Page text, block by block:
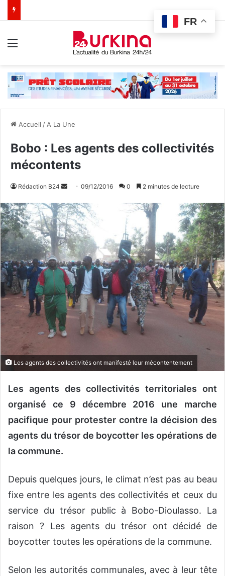
Accueil / A La Une
Bobo : Les agents des collectivités
mécontents
Rédaction B24
v
o
y
e
r
u
n
c
o
u
i
e
09/12/2016 0 2 minutes de lecture
Les agents des collectivités ont manifesté leur mécontentement
Les agents des collectivités territoriales ont
organisé ce 9 décembre 2016 une marche
pacifique pour protester contre la décision des
agents du trésor de boycotter les opérations de
la commune.
Depuis quelques jours, le climat n’est pas au beau
fixe entre les agents des collectivités et ceux du
service du trésor public à Bobo-Dioulasso. La
raison ? Les agents du trésor ont décidé de
boycotter toutes les opérations de la commune.
Selon les autorités communales, avec à leur tête
FR